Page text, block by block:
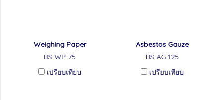
Weighing Paper
BS-WP-75
เปรียบเทียบ
Asbestos Gauze
BS-AG-125
เปรียบเทียบ